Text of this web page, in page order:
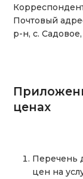
Почтовый
р-н, с.
ценах
Перечень
цен на